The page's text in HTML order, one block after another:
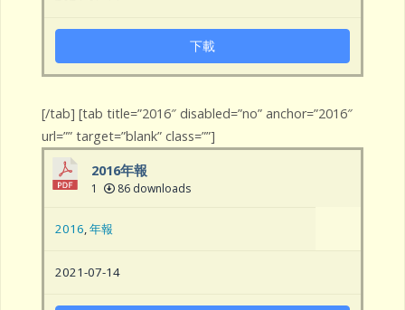
下載
[/tab] [tab title=”2016″ disabled=”no” anchor=”2016″
url=”” target=”blank” class=””]
2016年報
1 86 downloads
2016,年報
2021-07-14